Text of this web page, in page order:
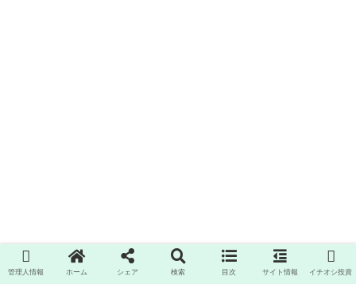
管理人情報 ホーム シェア 検索 目次 サイト情報 イチオシ投資